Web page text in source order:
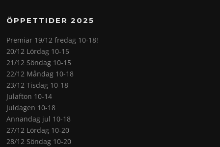
ÖPPETTIDER 2025
Premiär 19/12 fredag 10-18!
20/12 Lördag 10-15
21/12 Söndag 10-15
22/12 Måndag 10-18
23/12 Tisdag 10-18
Julafton 10-14
Juldagen 10-18
Annandag jul 10-18
27/12 Lördag 10-20
28/12 Söndag 10-20